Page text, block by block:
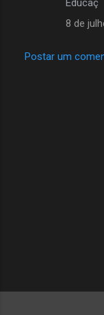
Educaç
8 de
Postar um